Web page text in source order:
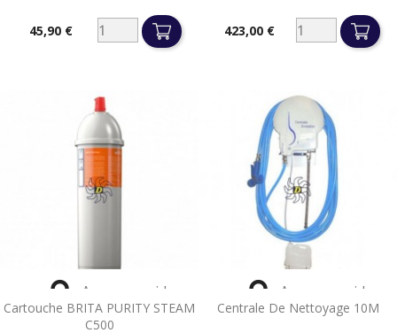
45,90 € Prix423,00 €
Cartouche BRITA PURITY STEAM
C500
 Aperçu rapide
Centrale De Nettoyage 10M
 Aperçu rapide